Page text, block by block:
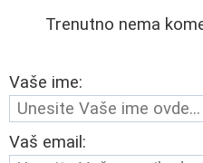
Trenutno nema
Vaše ime:
Vaš email: